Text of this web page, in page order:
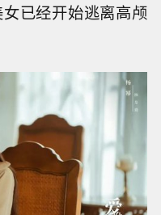
已经开始逃离高颅